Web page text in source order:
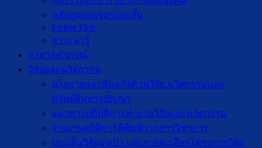
หลักสูตรอบรมระยะสั้น
Patient First
สาระน่ารู้
อาสาจุฬาภรณ์
วิจัยและนวัตกรรม
นโยบายและพันธกิจด้านวิจัย นวัตกรรมและ
ทรัพย์สินทางปัญญา
แนวทางปฏิบัติการทำงานวิจัยและนวัตกรรม
รายงานสถิติการตีพิมพ์วารสารวิชาการ
ประเด็นวิจัยมุ่งเป้า และรายละเอียดโครงการวิจัย